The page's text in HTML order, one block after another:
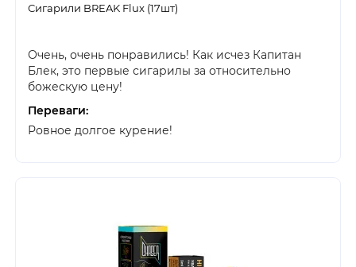
Сигарили BREAK Flux (17шт)
Очень, очень понравились! Как исчез Капитан
Блек, это первые сигарилы за относительно
божескую цену!
Переваги:
Ровное долгое курение!